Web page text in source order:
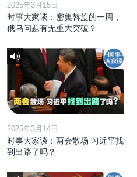
2025年3月15日
时事大家谈：密集斡旋的一周，
俄乌问题有无重大突破？
2025年3月14日
时事大家谈：两会散场 习近平找
到出路了吗？